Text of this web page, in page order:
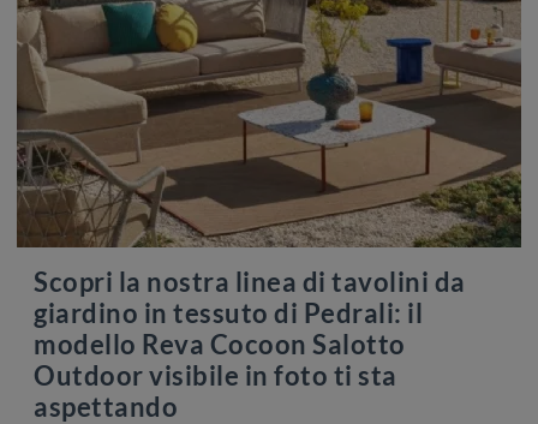
Scopri la nostra linea di tavolini da
giardino in tessuto di Pedrali: il
modello Reva Cocoon Salotto
Outdoor visibile in foto ti sta
aspettando